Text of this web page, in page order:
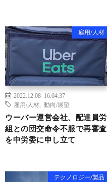
雇用/人材
2022.12.08 16:04:37
雇用/人材
動向/展望
ウーバー運営会社、配達員労
組との団交命令不服で再審査
を中労委に申し立て
テクノロジー/製品